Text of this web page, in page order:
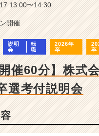
ー・
企
業
ら
カ
届
13:00〜14:30
開催
説明
会
転
職
2026年
卒
卒
催60分】株式
考付説明会